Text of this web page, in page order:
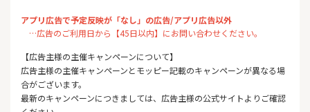
アプリ広告で予定反映が「なし」の広告/アプリ広告以外
…広告のご利用日から【45日以内】にお問い合わせください。
【広告主様の主催キャンペーンについて】
広告主様の主催キャンペーンとモッピー記載のキャンペーンが異なる場
合がございます。
最新のキャンペーンにつきましては、広告主様の公式サイトよりご確認